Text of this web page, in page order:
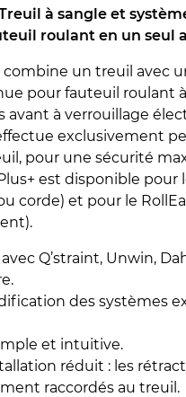
à sangle et
roulant en un seul
combine un treuil avec
pour fauteuil roulant
avant à verrouillage
exclusivement
pour une sécurité
est disponible pour
corde) et pour le
Q’straint, Unwin,
des systèmes
et intuitive.
réduit : les
raccordés au treuil.